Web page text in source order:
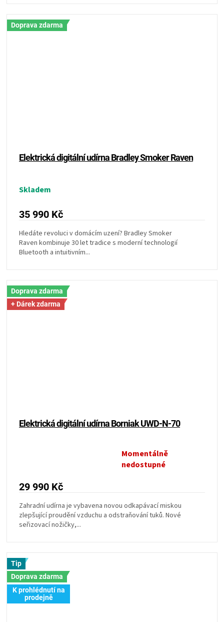
Doprava zdarma
Elektrická digitální udírna Bradley Smoker Raven
Skladem
35 990 Kč
Hledáte revoluci v domácím uzení? Bradley Smoker
Raven kombinuje 30 let tradice s moderní technologií
Bluetooth a intuitivním...
Doprava zdarma
+ Dárek zdarma
Elektrická digitální udírna Borniak UWD-N-70
produktu
je
5,0
z
5
Momentálně
nedostupné
29 990 Kč
Zahradní udírna je vybavena novou odkapávací miskou
zlepšující proudění vzduchu a odstraňování tuků. Nové
seřizovací nožičky,...
Tip
Doprava zdarma
K prohlédnutí na
prodejně